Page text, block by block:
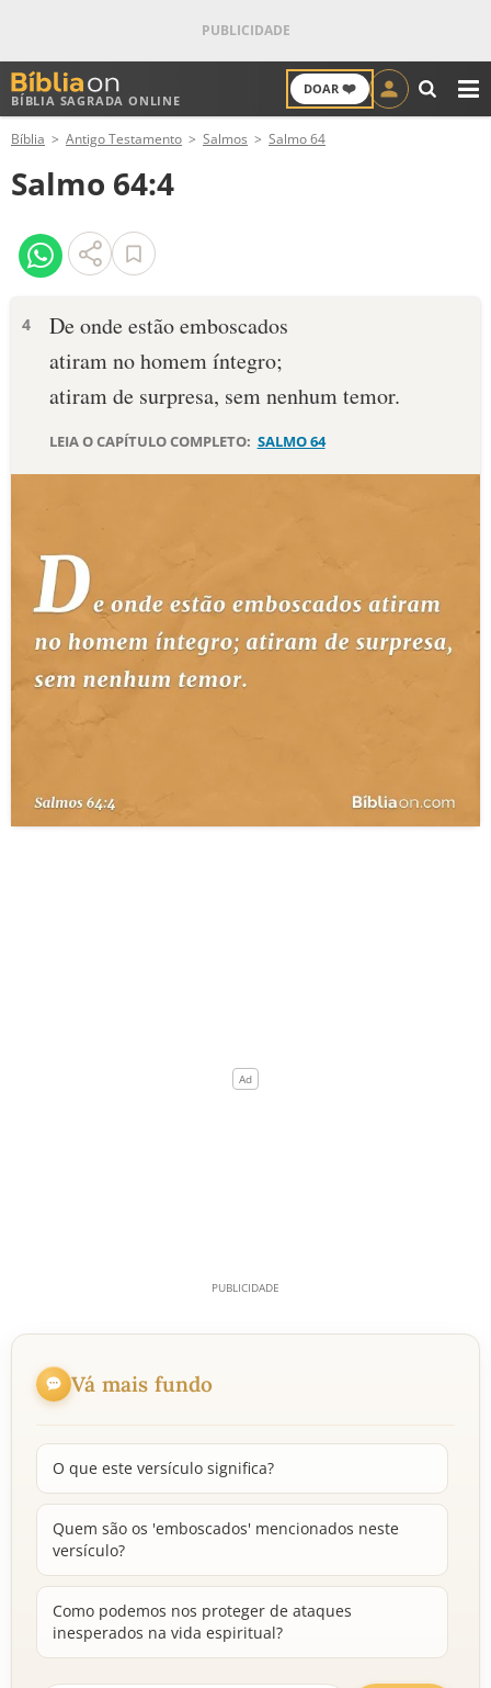
BÍBLIA SAGRADA ONLINE
DOAR ❤️
ANTIGO TESTAMENTO
NOVO TESTAMENTO
VERSÍCULOS
PALAVRA DO DIA
DEVOCIONAL DIÁRIO
ESTUDOS BÍBLICOS
ESBOÇOS DE PREGAÇÃO
TERMO BÍBLICO
Bíblia Antigo Testamento Salmos Salmo 64
Salmo 64:4
4
De onde estão emboscados
atiram no homem íntegro;
atiram de surpresa, sem nenhum temor.
LEIA O CAPÍTULO COMPLETO: SALMO 64
Vá mais fundo
O que este versículo significa?
Quem são os 'emboscados' mencionados neste
versículo?
Como podemos nos proteger de ataques
inesperados na vida espiritual?